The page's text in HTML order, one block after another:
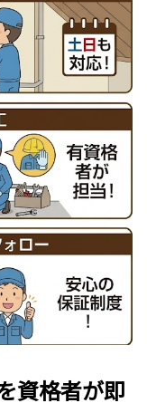
資格者が即